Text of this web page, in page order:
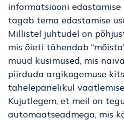
informatsiooni edastamise
tagab tema edastamise
Millistel juhtudel on
mis õieti tähendab
muud küsimused, mis
piirduda argikogemuse
tähelepanelikul
Kujutlegem, et meil on
automaatseadmega, mis